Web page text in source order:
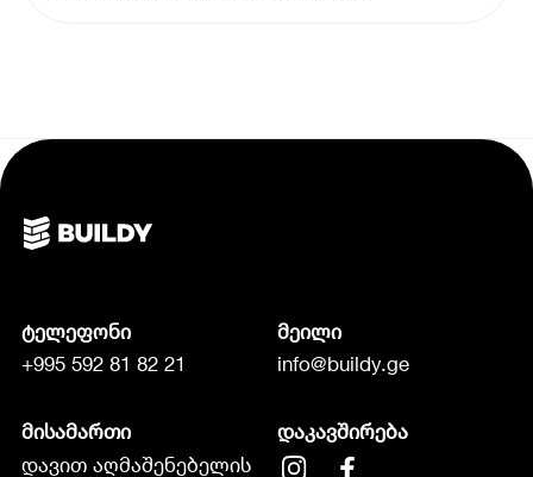
ტელეფონი
+995 592 81 82 21
მეილი
info@buildy.ge
მისამართი
დავით აღმაშენებელის
დაკავშირება